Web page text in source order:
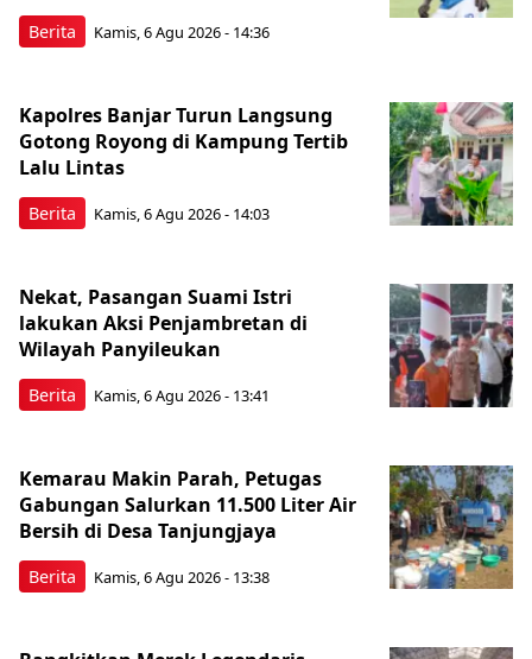
Berita Kamis, 6 Agu 2026 - 14:36
Berita
Kapolres Banjar Turun Langsung
Gotong Royong di Kampung Tertib
Lalu Lintas
Kamis, 6 Agu 2026 - 14:03
Berita
Nekat, Pasangan Suami Istri
lakukan Aksi Penjambretan di
Wilayah Panyileukan
Kamis, 6 Agu 2026 - 13:41
Berita
Kemarau Makin Parah, Petugas
Gabungan Salurkan 11.500 Liter Air
Bersih di Desa Tanjungjaya
Kamis, 6 Agu 2026 - 13:38